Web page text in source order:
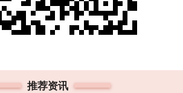
推荐资讯